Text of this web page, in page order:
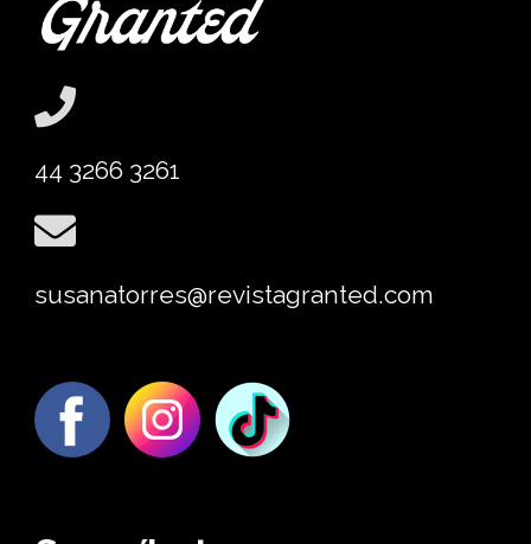
44 3266 3261
susanatorres@revistagranted.com